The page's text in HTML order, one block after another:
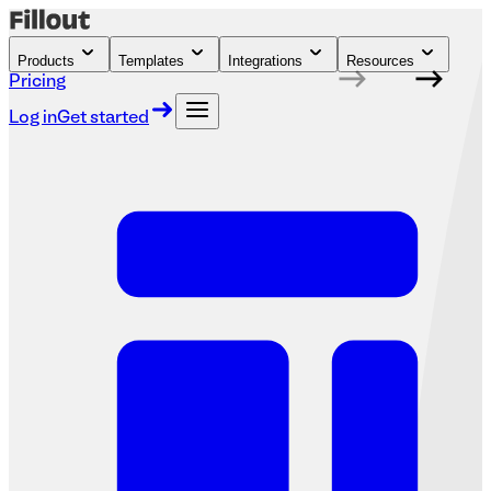
Products Templates Integrations Resources
Pricing
Log inGet started